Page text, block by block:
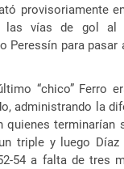
provisoriamente
las vías de gol al
Peressín para pasar
“chico” Ferro
administrando la
quienes terminarían
triple y luego
54 a falta de tres